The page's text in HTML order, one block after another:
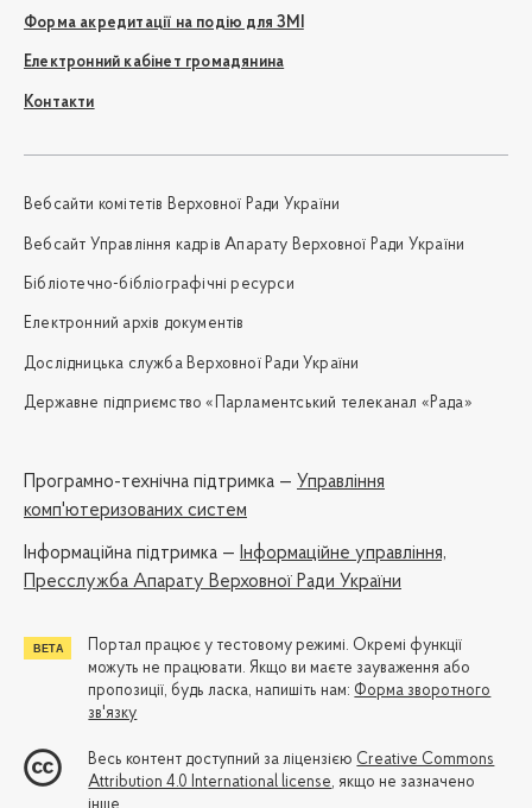
Форма акредитації на подію для ЗМІ
Електронний кабінет громадянина
Контакти
Вебсайти комітетів Верховної Ради України
Вебсайт Управління кадрів Апарату Верховної Ради України
Бібліотечно-бібліографічні ресурси
Електронний архів документів
Дослідницька служба Верховної Ради України
Державне підприємство «Парламентський телеканал «Рада»
Програмно-технічна підтримка — Управління
комп'ютеризованих систем
Iнформаційна підтримка — Інформаційне управління,
Пресслужба Апарату Верховної Ради України
Портал працює у тестовому режимі. Окремі функції
можуть не працювати. Якщо ви маєте зауваження або
пропозиції, будь ласка, напишіть нам: Форма зворотного
зв'язку
Весь контент доступний за ліцензією Creative Commons
Attribution 4.0 International license, якщо не зазначено